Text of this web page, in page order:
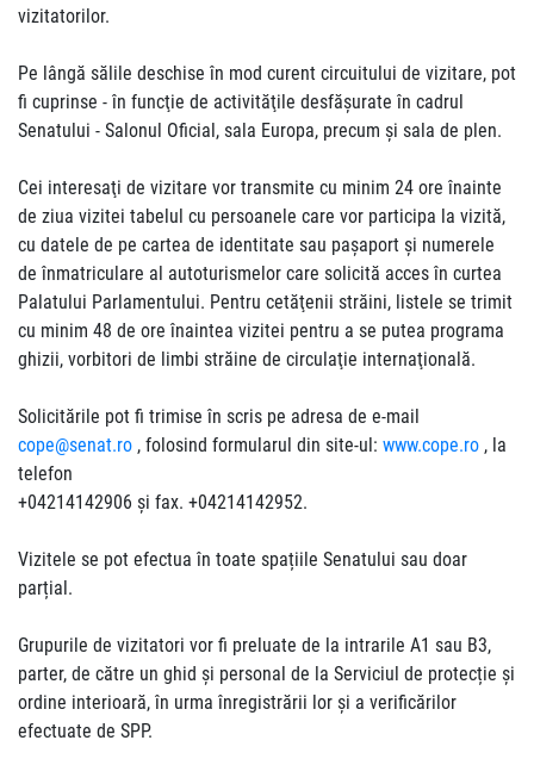
vizitatorilor.
Pe lângă sălile deschise în mod curent circuitului de vizitare, pot
fi cuprinse - în funcţie de activităţile desfăşurate în cadrul
Senatului - Salonul Oficial, sala Europa, precum și sala de plen.
Cei interesaţi de vizitare vor transmite cu minim 24 ore înainte
de ziua vizitei tabelul cu persoanele care vor participa la vizită,
cu datele de pe cartea de identitate sau paşaport şi numerele
de înmatriculare al autoturismelor care solicită acces în curtea
Palatului Parlamentului. Pentru cetăţenii străini, listele se trimit
cu minim 48 de ore înaintea vizitei pentru a se putea programa
ghizii, vorbitori de limbi străine de circulaţie internaţională.
Solicitările pot fi trimise în scris pe adresa de e-mail
cope@senat.ro , folosind formularul din site-ul: www.cope.ro , la
telefon
+04214142906 şi fax. +04214142952.
Vizitele se pot efectua în toate spațiile Senatului sau doar
parțial.
Grupurile de vizitatori vor fi preluate de la intrarile A1 sau B3,
parter, de către un ghid şi personal de la Serviciul de protecție și
ordine interioară, în urma înregistrării lor şi a verificărilor
efectuate de SPP.